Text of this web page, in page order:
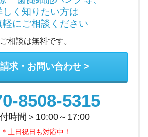
しく知りたい方は
軽にご相談ください
ご相談は無料です。
求・お問い合わせ
8508-5315
時間＞10:00～17:00
＊土日祝日も対応中！